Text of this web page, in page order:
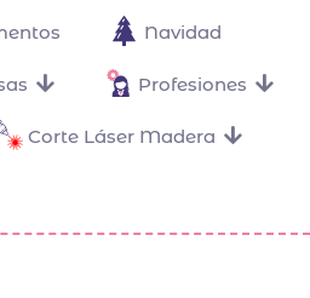
Navidad
Profesiones
Corte Láser Madera